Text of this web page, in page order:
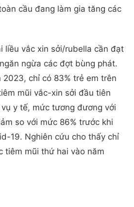
cầu đang làm gia tăng các
liều vắc xin sởi/rubella cần đạt
ngừa các đợt bùng phát.
2023, chỉ có 83% trẻ em trên
mũi vắc-xin sởi đầu tiên
y tế, mức tương đương với
so với mức 86% trước khi
19. Nghiên cứu cho thấy chỉ
tiêm mũi thứ hai vào năm